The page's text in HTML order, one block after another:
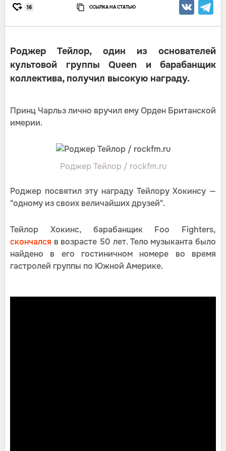
16 ССЫЛКА НА СТАТЬЮ
Роджер Тейлор, один из основателей
культовой группы Queen и барабанщик
коллектива, получил высокую награду.
Принц Чарльз лично вручил ему Орден Британской
имерии.
Роджер Тейлор / rockfm.ru
Роджер посвятил эту награду Тейлору Хокинсу —
"одному из своих величайших друзей".
Тейлор Хокинс, барабанщик Foo Fighters,
скончался в возрасте 50 лет. Тело музыканта было
найдено в его гостиничном номере во время
гастролей группы по Южной Америке.